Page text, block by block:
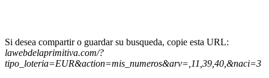
Si desea compartir o guardar su busqueda, copie esta URL:
lawebdelaprimitiva.com/?
tipo_loteria=EUR&action=mis_numeros&arv=,11,39,40,&naci=3